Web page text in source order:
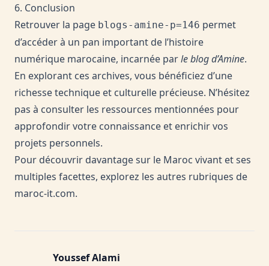
6. Conclusion
Retrouver la page blogs-amine-p=146 permet
d’accéder à un pan important de l’histoire
numérique marocaine, incarnée parle blog d’Amine.
En explorant ces archives, vous bénéficiez d’une
richesse technique et culturelle précieuse. N’hésitez
pas à consulter les ressources mentionnées pour
approfondir votre connaissance et enrichir vos
projets personnels.
Pour découvrir davantage sur le Maroc vivant et ses
multiples facettes, explorez les autres rubriques de
maroc-it.com.
Youssef Alami